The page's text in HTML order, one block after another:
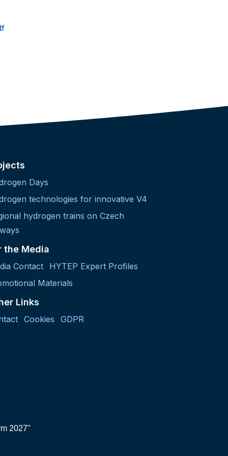
Days
technologies for innovative V4
hydrogen trains on Czech
the Media
Contact
HYTEP Expert Profiles
Materials
Links
Cookies GDPR
2027"